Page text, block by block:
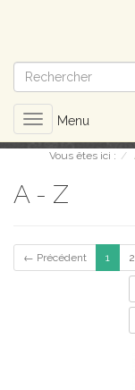
Toggle
navigation
Menu
Vous êtes ici :
A - Z
← Précédent 1 2